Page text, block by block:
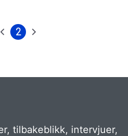
ForrigeNåværende
2
Neste
tilbakeblikk, intervjuer,